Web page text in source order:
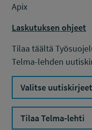
Apix
Laskutuksen ohjeet
Tilaa täältä
Telma-lehden
Valitse uutiskirjeet
Tilaa Telma-lehti